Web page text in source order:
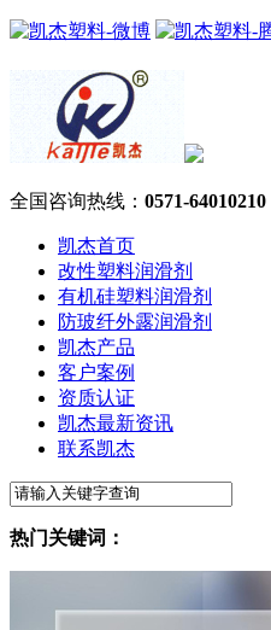
全国咨询热线： 0571-64010210
凯杰首页
改性塑料润滑剂
有机硅塑料润滑剂
防玻纤外露润滑剂
凯杰产品
客户案例
资质认证
凯杰最新资讯
联系凯杰
热门关键词：